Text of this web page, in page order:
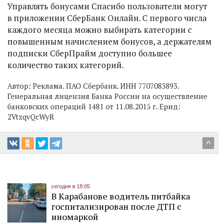
Управлять бонусами Спасибо пользователи могут
в приложении СберБанк Онлайн. С первого числа
каждого месяца можно выбирать категории с
повышенным начислением бонусов, а держателям
подписки СберПрайм доступно большее
количество таких категорий.
Автор: Реклама. ПАО Сбербанк. ИНН 7707083893.
Генеральная лицензия Банка России на осуществление
банковских операций 1481 от 11.08.2015 г. Ерид:
2VtzqvQcWyR
^
сегодня в 18:05
В Карабанове водитель питбайка
госпитализирован после ДТП с
иномаркой